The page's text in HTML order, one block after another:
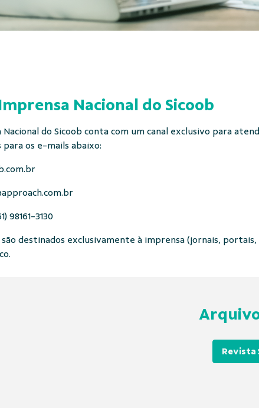
Nacional do Sicoob
Nacional do Sicoob conta com um canal exclusivo para
para os e-mails abaixo:
98161-3130
são destinados exclusivamente à imprensa (jornais,
Revista